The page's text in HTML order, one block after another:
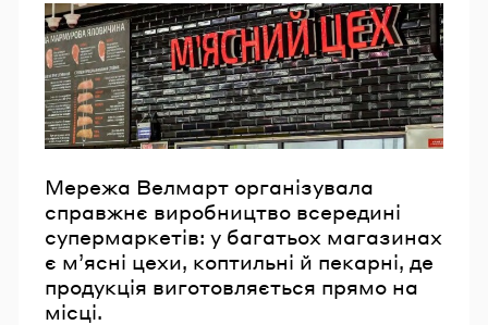
Мережа Велмарт організувала
справжнє виробництво всередині
супермаркетів: у багатьох магазинах
є м’ясні цехи, коптильні й пекарні, де
продукція виготовляється прямо на
місці.
Email
Пароль
Забули пароль?
УВІЙТИ